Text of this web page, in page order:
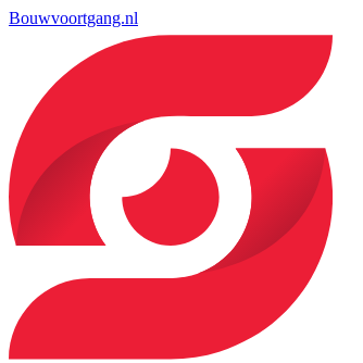
Bouwvoortgang.nl